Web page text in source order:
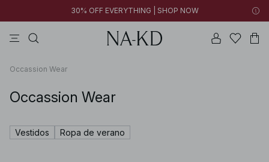
30% OFF EVERYTHING | SHOP NOW
Occassion Wear
Occassion Wear
Vestidos Ropa de verano